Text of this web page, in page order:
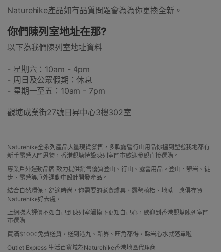
Naturehike產品如有品質問題會為為你更換全新。
你們陳列室地址在那?
以下為我們陳列室地址資料
- 星期六：10am - 4pm
- 周日及公眾假期：休息
- 星期一至五：10am - 7pm
觀塘成業街27號日昇中心3樓302室
Naturehike全系列產品大量現貨發售，多款露營行山用品你搵到型號我地都有
新手露營入門恩物，香港觀塘特設陳列室門市歡迎參觀直接選購。
專業戶外運動品牌 致力提供銷售優質登山、行山、露營用品。登山、攀岩、徒
步、露營等戶外運動中設計開發產品。
結合自然環保，舒適時尚，你需要的煮食爐具、露營椅枱、地蓆一應俱存買
Naturehike好去處，
上網睇人評價不如自己到陳列室觸摸下更知自己心，歡迎到香港觀塘陳列室門
市選購
買滿$1000免費送貨，送到港九、新界、旺角都得，睇岩心水就落單啦
Outlet Express 生活百貨城為Naturehike香港地區代理商